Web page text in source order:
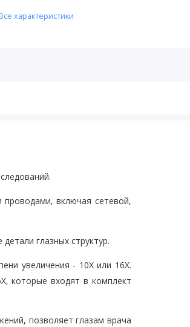
Все характеристики
включая сетевой,
глазных структур.
увеличения - 10Х или 16Х.
которые входят в комплект
позволяет глазам врача